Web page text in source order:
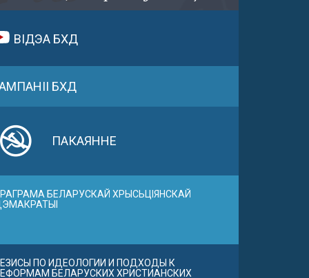
ВІДЭА БХД
БХД
ПАКАЯННЕ
БЕЛАРУСКАЙ ХРЫСЬЦІЯНСКАЙ
ПО ИДЕОЛОГИИ И ПОДХОДЫ К
БЕЛАРУСКИХ ХРИСТИАНСКИХ